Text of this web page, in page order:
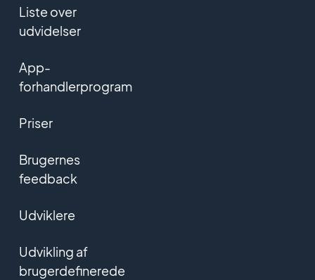
Liste over
udvidelser
App-
forhandlerprogram
Priser
Brugernes
feedback
Udviklere
Udvikling af
brugerdefinerede